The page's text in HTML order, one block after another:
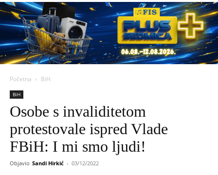
Početna BiH
BiH
Osobe s invaliditetom
protestovale ispred Vlade
FBiH: I mi smo ljudi!
Objavio Sandi Hirkić - 03/12/2022